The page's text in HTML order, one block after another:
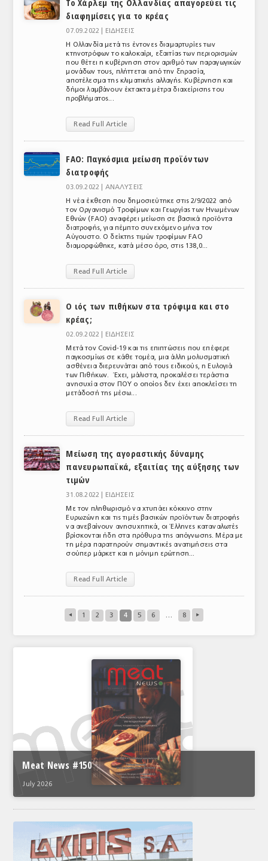
Το Χάρλεμ της Ολλανδίας απαγορεύει τις
διαφημίσεις για το κρέας
07.09.2022 |
ΕΙΔΗΣΕΙΣ
Η Ολλανδία μετά τις έντονες διαμαρτυρίες των
κτηνοτρόφων το καλοκαίρι, εξαιτίας των περιορισμών
που θέτει η κυβέρνηση στον αριθμό των παραγωγικών
μονάδων τους, πλήττεται από την ξηρασία,
αποτέλεσμα της κλιματικής αλλαγής. Κυβέρνηση και
δήμοι λαμβάνουν έκτακτα μέτρα διαχείρισης του
προβλήματος...
Read Full Article
FAO: Παγκόσμια μείωση προϊόντων
διατροφής
03.09.2022 | ΑΝΑΛΥΣΕΙΣ
Η νέα έκθεση που δημοσιεύτηκε στις 2/9/2022 από
τον Οργανισμό Τροφίμων και Γεωργίας των Ηνωμένων
Εθνών (FAO) αναφέρει μείωση σε βασικά προϊόντα
διατροφής, για πέμπτο συνεχόμενο μήνα τον
Αύγουστο. Ο δείκτης τιμών τροφίμων FAO
διαμορφώθηκε, κατά μέσο όρο, στις 138,0...
Read Full Article
Ο ιός των πιθήκων στα τρόφιμα και στο
κρέας;
02.09.2022 |
ΕΙΔΗΣΕΙΣ
Μετά τον Covid-19 και τις επιπτώσεις που επέφερε
παγκοσμίως σε κάθε τομέα, μια άλλη μολυσματική
ασθένεια διερευνάται από τους ειδικούς, η Ευλογιά
των Πιθήκων. Έχει, μάλιστα, προκαλέσει τεράστια
ανησυχία στον ΠΟΥ ο οποίος δεν έχει αποκλείσει τη
μετάδοσή της μέσω...
Read Full Article
Μείωση της αγοραστικής δύναμης
πανευρωπαϊκά, εξαιτίας της αύξησης των
τιμών
31.08.2022 |
ΕΙΔΗΣΕΙΣ
Με τον πληθωρισμό να χτυπάει κόκκινο στην
Ευρωζώνη και τις τιμές βασικών προϊόντων διατροφής
να ανεβαίνουν ανησυχητικά, οι Έλληνες καταναλωτές
βρίσκονται ήδη στα πρόθυρα της απόγνωσης. Μέρα με
τη μέρα παρατηρούν σημαντικές ανατιμήσεις στα
σούπερ μάρκετ και η μόνιμη ερώτηση...
Read Full Article
◂ 1 2 3 4 5 6 … 8 ▸
Meat News #150
July 2026